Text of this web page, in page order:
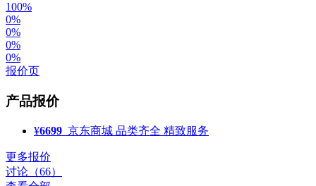
100%
0%
0%
0%
0%
报价页
产品报价
¥6699 京东商城 品类齐全 精致服务
更多报价
讨论（66）